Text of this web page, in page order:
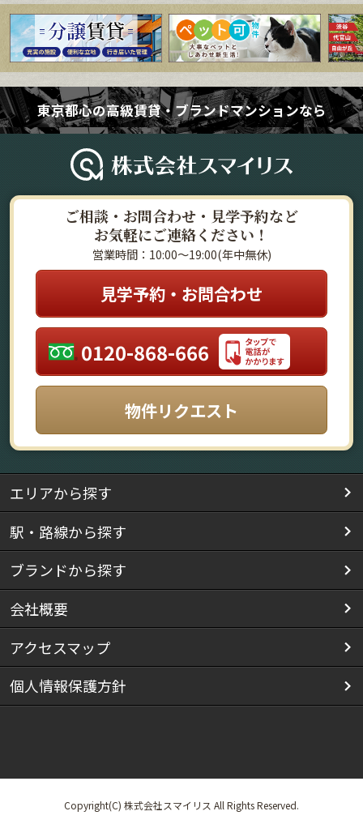
東京都心の高級賃貸・ブランドマンションなら
ご相談・お問合わせ・見学予約など
お気軽にご連絡ください！
営業時間：10:00～19:00(年中無休)
見学予約・お問合わせ
0120-868-666
物件リクエスト
エリアから探す
駅・路線から探す
ブランドから探す
会社概要
アクセスマップ
個人情報保護方針
Copyright(C) 株式会社スマイリス All Rights Reserved.